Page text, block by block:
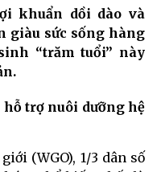
khuẩn dồi dào và
giàu sức sống hàng
“trăm tuổi” này
trợ nuôi dưỡng hệ
(WGO), 1/3 dân số